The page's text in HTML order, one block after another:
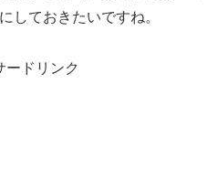
しておきたいですね。
ードリンク